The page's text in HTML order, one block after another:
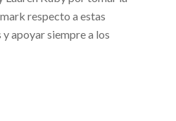
respecto a estas
apoyar siempre a los